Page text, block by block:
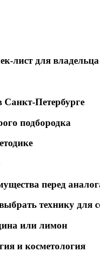
лист для
Петербурге
подбородка
перед
технику
или лимон
и косметология